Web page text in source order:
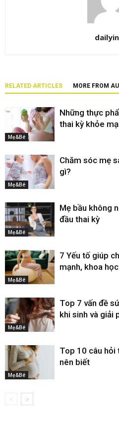
RELATED ARTICLES MORE FROM
Mẹ&Bé
Những thực
thai kỳ khỏe
Mẹ&Bé
Chăm sóc mẹ
gì?
Mẹ&Bé
Mẹ bầu không
đầu thai kỳ
Mẹ&Bé
7 Yếu tố giúp
mạnh, khoa
Mẹ&Bé
Top 7 vấn đề
khi sinh và giải
Mẹ&Bé
Top 10 câu hỏi
nên biết